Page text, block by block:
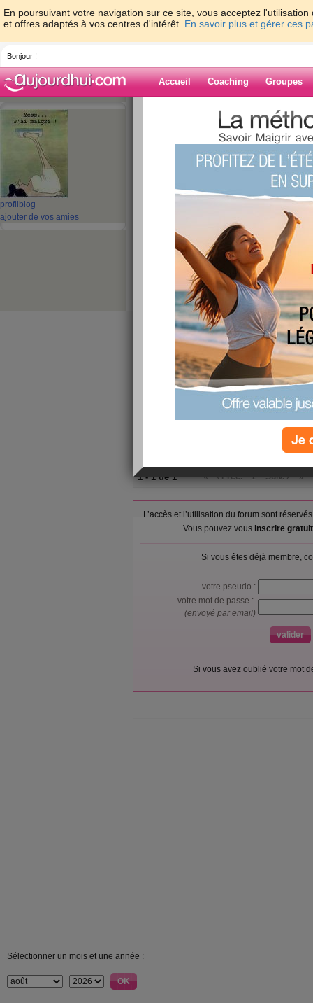
En poursuivant votre navigation sur ce site, vous acceptez
et offres adaptés à vos centres d'intérêt. En savoir plus et gérer ces
Bonjour !
Accueil Coaching Groupes
profil blog
ajouter de vos amies
> > En coup
Blog de gladdys
En coup de vent...
Pour faire coucou à tout le monde... dire que
1 - 1 de 1 ‹ Préc. Suiv. › »
brenda95
publié le 22/06/2009 à 00:05
merci pour ton message. je te fais des
1 - 1 de 1 « ‹ Préc. 1 Suiv. › »
L’accès et l’utilisation du forum sont
Vous pouvez vous inscrire
Si vous êtes déjà membre,
votre pseudo :
votre mot de passe :
(envoyé par email)
Si vous avez oublié votre mot
Sélectionner un mois et une année :
Je